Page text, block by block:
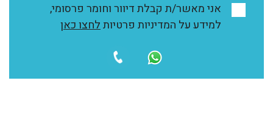
אני מאשר/ת קבלת דיוור וחומר פרסומי,
למידע על המדיניות פרטיותלחצו כאן